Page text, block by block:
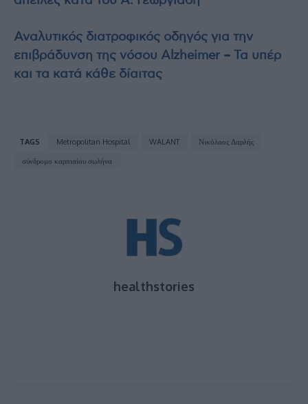
Αναλυτικός διατροφικός οδηγός για την
επιβράδυνση της νόσου Alzheimer – Τα υπέρ
και τα κατά κάθε δίαιτας
TAGS Metropolitan Hospital WALANT
Νικόλαος Δαρλής
σύνδρομο καρπιαίου σωλήνα
healthstories